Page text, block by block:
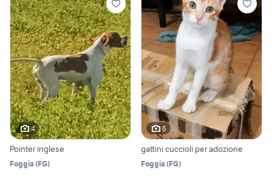
4
Pointer inglese
Foggia (FG)
6
gattini cuccioli per adozione
Foggia (FG)